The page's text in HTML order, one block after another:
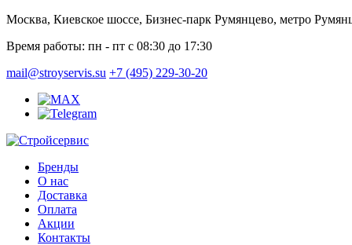
Москва, Киевское шоссе, Бизнес-парк Румянцево, метро
Время работы: пн - пт с 08:30 до 17:30
mail@stroyservis.su +7 (495) 229-30-20
Бренды
О нас
Доставка
Оплата
Акции
Контакты